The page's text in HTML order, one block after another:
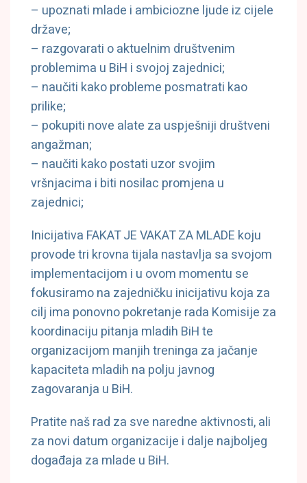
– upoznati mlade i ambiciozne ljude iz cijele
države;
– razgovarati o aktuelnim društvenim
problemima u BiH i svojoj zajednici;
– naučiti kako probleme posmatrati kao
prilike;
– pokupiti nove alate za uspješniji društveni
angažman;
– naučiti kako postati uzor svojim
vršnjacima i biti nosilac promjena u
zajednici;
Inicijativa FAKAT JE VAKAT ZA MLADE koju
provode tri krovna tijala nastavlja sa svojom
implementacijom i u ovom momentu se
fokusiramo na zajedničku inicijativu koja za
cilj ima ponovno pokretanje rada Komisije za
koordinaciju pitanja mladih BiH te
organizacijom manjih treninga za jačanje
kapaciteta mladih na polju javnog
zagovaranja u BiH.
Pratite naš rad za sve naredne aktivnosti, ali
za novi datum organizacije i dalje najboljeg
događaja za mlade u BiH.